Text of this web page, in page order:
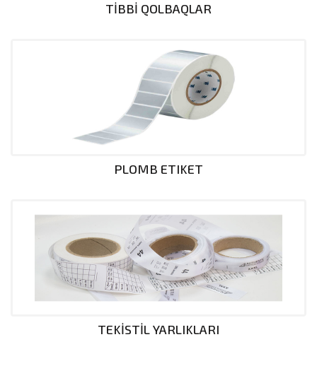
TİBBİ QOLBAQLAR
PLOMB ETIKET
TEKİSTİL YARLIKLARI